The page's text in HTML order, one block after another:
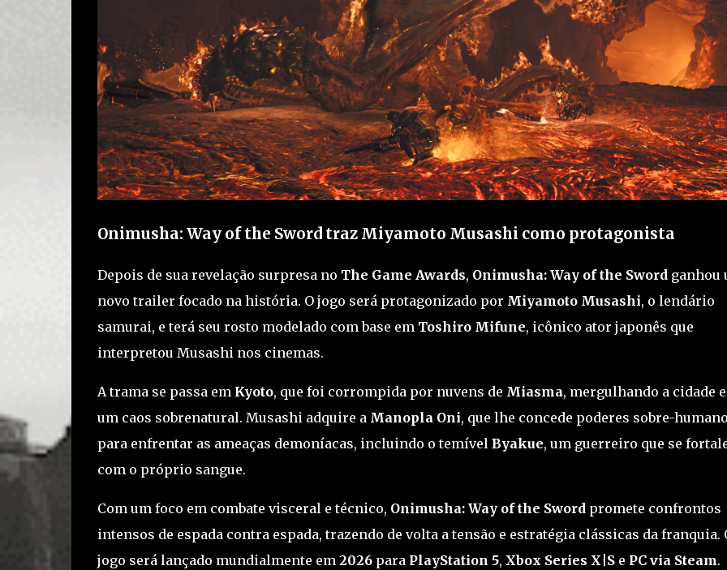
Onimusha: Way of the Sword traz Miyamoto Musashi como protagonista
Depois de sua revelação surpresa no The Game Awards, Onimusha: Way of the Swordganhou
novo trailer focado na história. O jogo será protagonizado por Miyamoto Musashi, o lendário
samurai, e terá seu rosto modelado com base em Toshiro Mifune, icônico ator japonês que
interpretou Musashi nos cinemas.
A trama se passa em Kyoto, que foi corrompida por nuvens de Miasma, mergulhando a cidade
um caos sobrenatural. Musashi adquire a Manopla Oni, que lhe concede poderes sobre-
para enfrentar as ameaças demoníacas, incluindo o temível Byakue, um guerreiro que se
com o próprio sangue.
Com um foco em combate visceral e técnico, Onimusha: Way of the Swordpromete confrontos
intensos de espada contra espada, trazendo de volta a tensão e estratégia clássicas da franquia.
jogo será lançado mundialmente em 2026para PlayStation 5, Xbox Series X|Se PC via Steam.